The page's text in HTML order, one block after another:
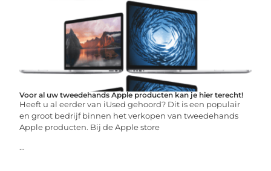
Voor al uw tweedehands Apple producten kan je hier terecht!
Heeft u al eerder van iUsed gehoord? Dit is een populair
en groot bedrijf binnen het verkopen van tweedehands
Apple producten. Bij de Apple store
...